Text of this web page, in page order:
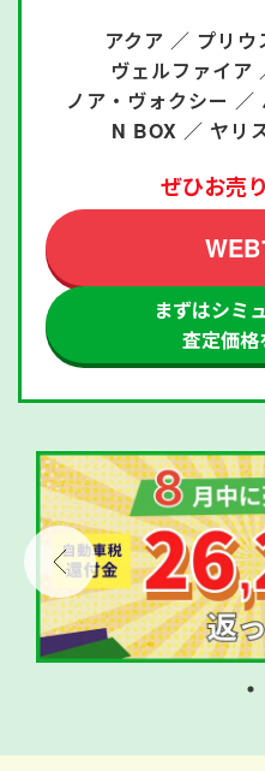
アクア ／ プリウ
ヴェルファイア
ノア・ヴォクシー ／
N BOX ／ ヤリ
ぜひお売
まずはシミ
査定価格